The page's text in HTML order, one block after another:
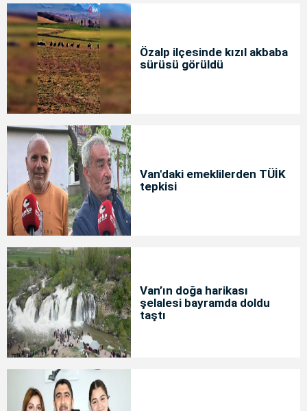
Özalp ilçesinde kızıl akbaba
sürüsü görüldü
Van'daki emeklilerden TÜİK
tepkisi
Van’ın doğa harikası
şelalesi bayramda doldu
taştı